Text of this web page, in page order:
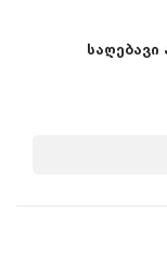
საღებავი